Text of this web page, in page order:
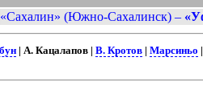
«Сахалин» (Южно-Сахалинск) –
| А. Кацалапов | В. Кротов| Марсиньо